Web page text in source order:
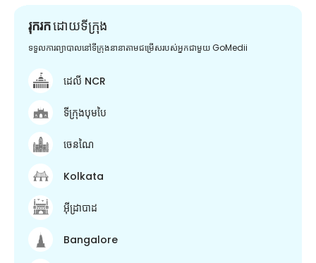
រុករកដោយទីក្រុង
ទទួលការព្យាបាលនៅទីក្រុងនានាតាមជម្រើសរបស់អ្នកជាមួយ GoMedii
ដេលី NCR
ទីក្រុងបុមបៃ
ចេនណៃ
Kolkata
អ៊ីដ្រាបាដ
Bangalore